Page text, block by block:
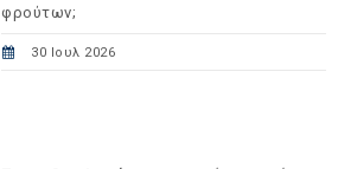
φρούτων;
30 Ιουλ 2026